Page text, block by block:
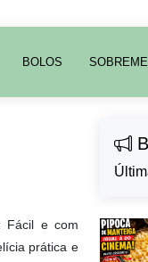
BOLOS
Fácil e com
prática e